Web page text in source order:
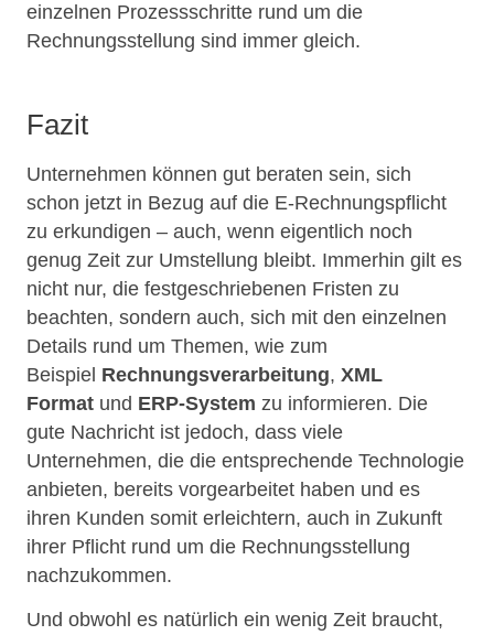
einzelnen Prozessschritte rund um die
Rechnungsstellung sind immer gleich.
Fazit
Unternehmen können gut beraten sein, sich
schon jetzt in Bezug auf die E-Rechnungspflicht
zu erkundigen – auch, wenn eigentlich noch
genug Zeit zur Umstellung bleibt. Immerhin gilt es
nicht nur, die festgeschriebenen Fristen zu
beachten, sondern auch, sich mit den einzelnen
Details rund um Themen, wie zum
Beispiel Rechnungsverarbeitung, XML
Format und ERP-System zu informieren. Die
gute Nachricht ist jedoch, dass viele
Unternehmen, die die entsprechende Technologie
anbieten, bereits vorgearbeitet haben und es
ihren Kunden somit erleichtern, auch in Zukunft
ihrer Pflicht rund um die Rechnungsstellung
nachzukommen.
Und obwohl es natürlich ein wenig Zeit braucht,